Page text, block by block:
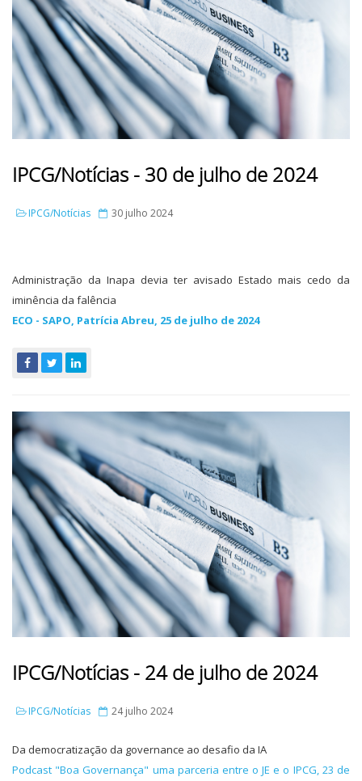
IPCG/Notícias - 30 de julho de 2024
IPCG/Notícias 30 julho 2024
Administração da Inapa devia ter avisado Estado mais cedo da
iminência da falência
ECO - SAPO, Patrícia Abreu, 25 de julho de 2024
IPCG/Notícias - 24 de julho de 2024
IPCG/Notícias 24 julho 2024
Da democratização da governance ao desafio da IA
Podcast "Boa Governança" uma parceria entre o JE e o IPCG, 23 de